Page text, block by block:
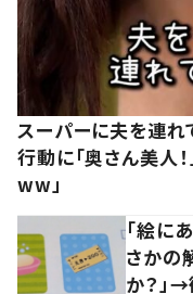
スーパーに夫を連れ
行動に「奥さん美人
ww」
「絵に
さかの
か？」